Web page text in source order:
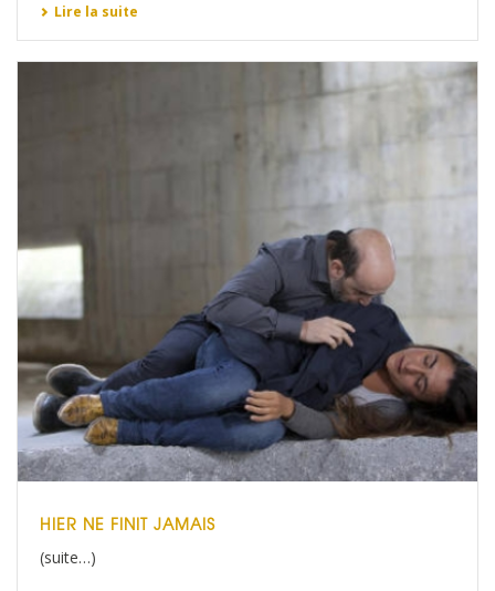
Lire la suite
HIER NE FINIT JAMAIS
(suite…)